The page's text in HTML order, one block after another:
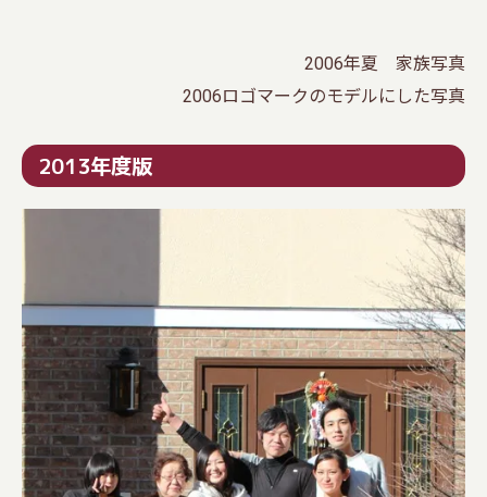
2006年夏 家族写真
2006ロゴマークのモデルにした写真
2013年度版